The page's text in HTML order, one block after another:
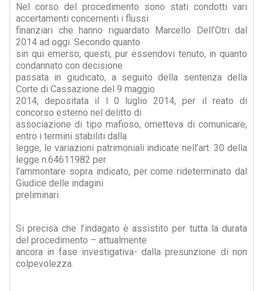
Nel corso del procedimento sono stati condotti vari
accertamenti concernenti i flussi
finanziari che hanno riguardato Marcello Dell’Otri dal
2014 ad oggi. Secondo quanto
sin qui emerso, questi, pur essendovi tenuto, in quanto
condannato con decisione
passata in giudicato, a seguito della sentenza della
Corte di Cassazione del 9 maggio
2014, depositata il l 0 luglio 2014, per il reato di
concorso esterno nel delitto di
associazione di tipo mafioso, ometteva di comunicare,
entro i termini stabiliti dalla
legge, le variazioni patrimoniali indicate nell’art. 30 della
legge n.64611982 per
l’ammontare sopra indicato, per come rideterminato dal
Giudice delle indagini
preliminari.
Si precisa che l’indagato è assistito per tutta la durata
del procedimento – attualmente
ancora in fase investigativa- dalla presunzione di non
colpevolezza.